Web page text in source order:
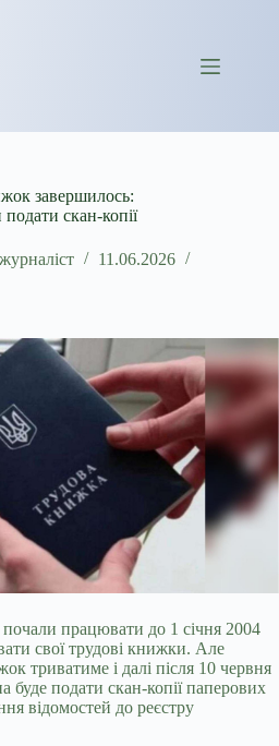
завершилось:
скан-копії
11.06.2026
працювати до 1 січня 2004
свої трудові книжки. Але
триватиме і далі після 10 червня
подати скан-копії паперових
відомостей до реєстру